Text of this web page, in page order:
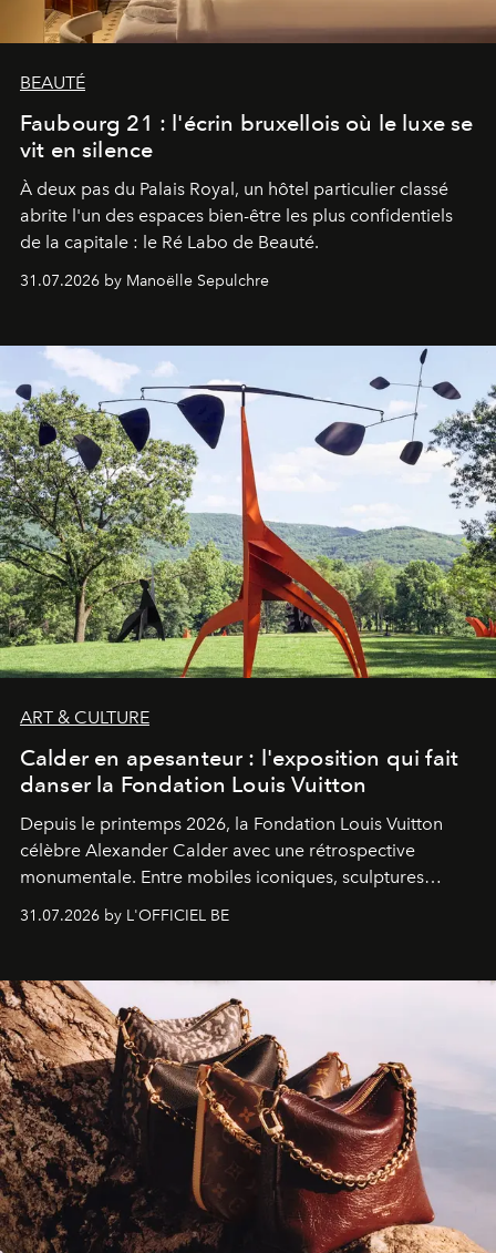
BEAUTÉ
Faubourg 21 : l'écrin bruxellois où le luxe se
vit en silence
À deux pas du Palais Royal, un hôtel particulier classé
abrite l'un des espaces bien-être les plus confidentiels
de la capitale : le Ré Labo de Beauté.
31.07.2026 by Manoëlle Sepulchre
ART & CULTURE
Calder en apesanteur : l'exposition qui fait
danser la Fondation Louis Vuitton
Depuis le printemps 2026, la Fondation Louis Vuitton
célèbre Alexander Calder avec une rétrospective
monumentale. Entre mobiles iconiques, sculptures
monumentales et poésie du mouvement, l'artiste
américain investit les espaces imaginés par Frank Gehry
sculpture.
31.07.2026 by L'OFFICIEL BE